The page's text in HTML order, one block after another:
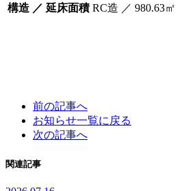
構造 ／ 延床面積 RC造 ／ 980.63㎡
前の記事へ
お知らせ一覧に戻る
次の記事へ
関連記事